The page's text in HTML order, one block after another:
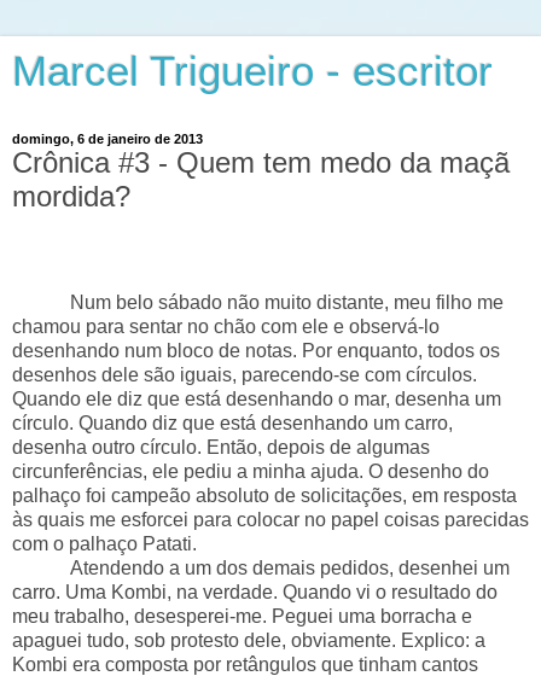
Marcel Trigueiro - escritor
domingo, 6 de janeiro de 2013
Crônica #3 - Quem tem medo da maçã
mordida?
Num belo sábado não muito distante, meu filho me
chamou para sentar no chão com ele e observá-lo
desenhando num bloco de notas. Por enquanto, todos os
desenhos dele são iguais, parecendo-se com círculos.
Quando ele diz que está desenhando o mar, desenha um
círculo. Quando diz que está desenhando um carro,
desenha outro círculo. Então, depois de algumas
circunferências, ele pediu a minha ajuda. O desenho do
palhaço foi campeão absoluto de solicitações, em resposta
às quais me esforcei para colocar no papel coisas parecidas
com o palhaço Patati.
Atendendo a um dos demais pedidos, desenhei um
carro. Uma Kombi, na verdade. Quando vi o resultado do
meu trabalho, desesperei-me. Peguei uma borracha e
apaguei tudo, sob protesto dele, obviamente. Explico: a
Kombi era composta por retângulos que tinham cantos